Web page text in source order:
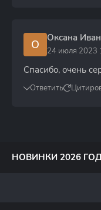
О Оксана
24 июля 2023
Спасибо, очень
Ответить
НОВИНКИ 2026